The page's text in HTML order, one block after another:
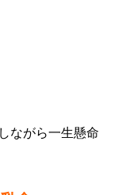
ながら一生懸命